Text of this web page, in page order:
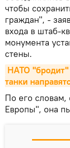
чтобы
граждан", -
входа в штаб-
монумента
стены.
НАТО "бродит"
танки
По его
Европы", она